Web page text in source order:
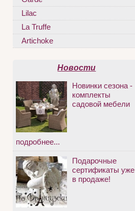
Lilac
La Truffe
Artichoke
Новости
Новинки сезона -
комплекты
садовой мебели
подробнее...
Подарочные
сертификаты уже
в продаже!